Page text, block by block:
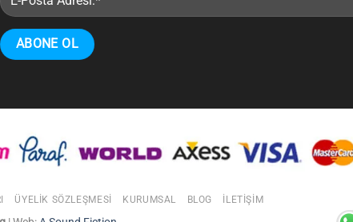
ÜYELIK SÖZLEŞMESI KURUMSAL BLOG İLETIŞIM